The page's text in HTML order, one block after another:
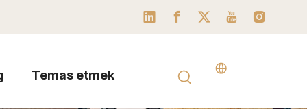
Temas etmek